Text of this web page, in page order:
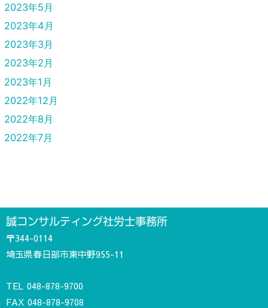
2023年5月
2023年4月
2023年3月
2023年2月
2023年1月
2022年12月
2022年8月
2022年7月
誠コンサルティング社労士事務所
〒344-0114
埼玉県春日部市東中野955-11
TEL 048-878-9700
FAX 048-878-9708